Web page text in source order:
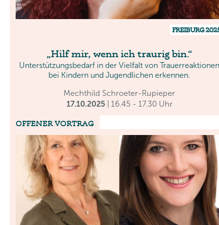
FREIBURG
Hilf mir, wenn ich traurig bin.
Unterstützungsbedarf in der Vielfalt von Trauerreaktionen
bei Kindern und Jugendlichen erkennen.
Mechthild Schroeter-Rupieper
17.10.2025
| 16.45 - 17.30 Uhr
OFFENER VORTRAG